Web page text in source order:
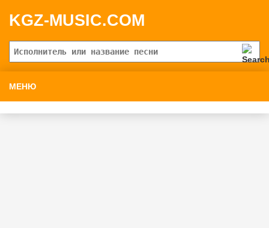
KGZ-MUSIC.COM
МЕНЮ